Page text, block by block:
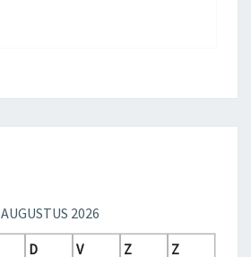
AUGUSTUS 2026
D V Z Z